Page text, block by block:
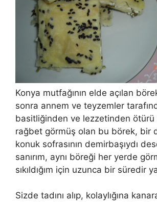
Konya mutfağının elde açılan
sonra annem ve teyzemler
basitliğinden ve lezzetinden ötürü
rağbet görmüş olan bu börek, bir
konuk sofrasının demirbaşıydı
sanırım, aynı böreği her yerde
sıkıldığım için uzunca bir süredir
Sizde tadını alıp, kolaylığına